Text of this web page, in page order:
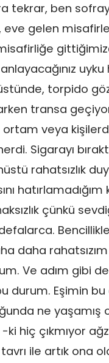
tekrar, ben
eve gelen
uyku
torpido
varken transa
veya
Sigarayı
rahatsızlık
çünkü
daha
Ve adım gibi
durum. Eşimin
ne yaşamış
-ki hiç çıkmıyor
ile artık ona